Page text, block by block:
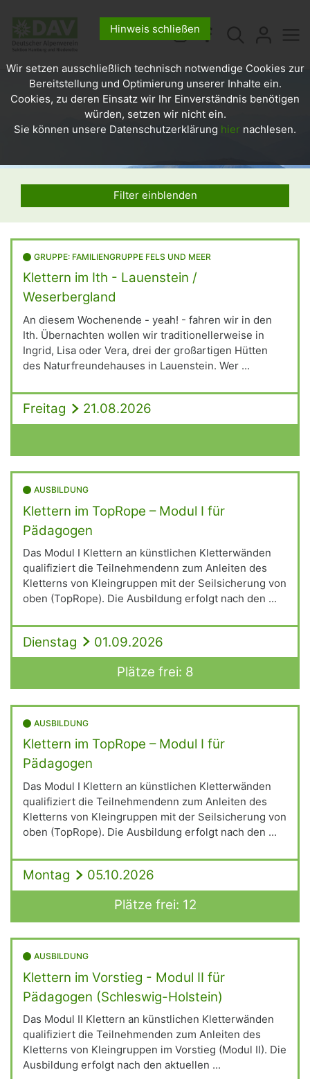
Filter einblenden
GRUPPE: FAMILIENGRUPPE FELS UND MEER
Klettern im Ith - Lauenstein /
Weserbergland
An diesem Wochenende - yeah! - fahren wir in den
Ith. Übernachten wollen wir traditionellerweise in
Ingrid, Lisa oder Vera, drei der großartigen Hütten
des Naturfreundehauses in Lauenstein. Wer ...
Freitag 21.08.2026
AUSBILDUNG
Klettern im TopRope – Modul I für
Pädagogen
Das Modul I Klettern an künstlichen Kletterwänden
qualifiziert die Teilnehmendenn zum Anleiten des
Kletterns von Kleingruppen mit der Seilsicherung von
oben (TopRope). Die Ausbildung erfolgt nach den ...
Dienstag
01.09.2026
Plätze frei: 8
AUSBILDUNG
Klettern im TopRope – Modul I für
Pädagogen
Das Modul I Klettern an künstlichen Kletterwänden
qualifiziert die Teilnehmendenn zum Anleiten des
Kletterns von Kleingruppen mit der Seilsicherung von
oben (TopRope). Die Ausbildung erfolgt nach den ...
Montag
05.10.2026
Plätze frei: 12
AUSBILDUNG
Klettern im Vorstieg - Modul II für
Pädagogen (Schleswig-Holstein)
Das Modul II Klettern an künstlichen Kletterwänden
qualifiziert die Teilnehmenden zum Anleiten des
Kletterns von Kleingruppen im Vorstieg (Modul II). Die
Ausbildung erfolgt nach den aktuellen ...
Hinweis schließen
Wir setzen ausschließlich technisch notwendige Cookies zur
Bereitstellung und Optimierung unserer Inhalte ein.
Cookies, zu deren Einsatz wir Ihr Einverständnis benötigen
würden, setzen wir nicht ein.
Sie können unsere Datenschutzerklärung hier nachlesen.